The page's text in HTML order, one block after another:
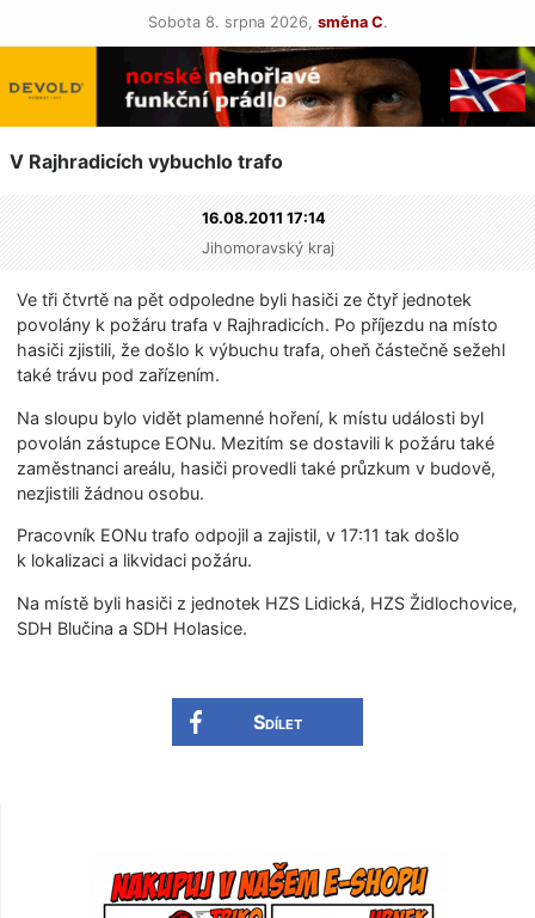
Sobota 8. srpna 2026, směna C.
V Rajhradicích vybuchlo trafo
16.08.2011 17:14
Jihomoravský kraj
Ve tři čtvrtě na pět odpoledne byli hasiči ze čtyř jednotek
povolány k požáru trafa v Rajhradicích. Po příjezdu na místo
hasiči zjistili, že došlo k výbuchu trafa, oheň částečně sežehl
také trávu pod zařízením.
Na sloupu bylo vidět plamenné hoření, k místu události byl
povolán zástupce EONu. Mezitím se dostavili k požáru také
zaměstnanci areálu, hasiči provedli také průzkum v budově,
nezjistili žádnou osobu.
Pracovník EONu trafo odpojil a zajistil, v 17:11 tak došlo
k lokalizaci a likvidaci požáru.
Na místě byli hasiči z jednotek HZS Lidická, HZS Židlochovice,
SDH Blučina a SDH Holasice.
Sdílet